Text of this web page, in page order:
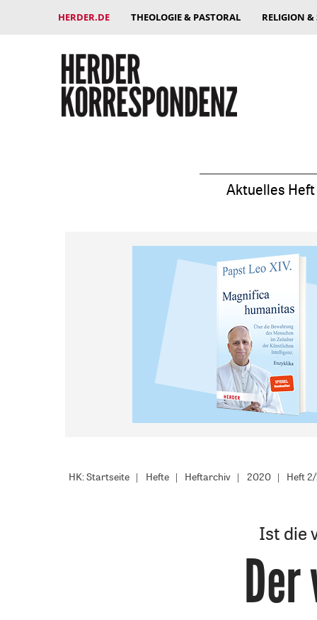
HERDER.DE THEOLOGIE & PASTORAL RELIGION
Aktuelles Heft
HK: Startseite Hefte Heftarchiv 2020 Heft
Ist die